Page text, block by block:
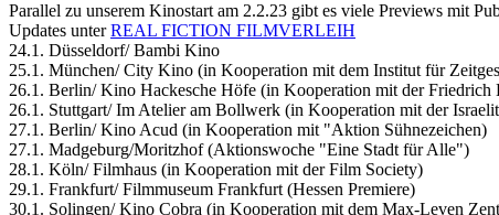
Parallel zu unserem Kinostart am 2.2.23 gibt es viele Previews mit
Updates unterREAL FICTION FILMVERLEIH
24.1. Düsseldorf/ Bambi Kino
25.1. München/ City Kino (in Kooperation mit dem Institut für
26.1. Berlin/ Kino Hackesche Höfe (in Kooperation mit der Friedrich
26.1. Stuttgart/ Im Atelier am Bollwerk (in Kooperation mit der
27.1. Berlin/ Kino Acud (in Kooperation mit "Aktion Sühnezeichen)
27.1. Madgeburg/Moritzhof (Aktionswoche "Eine Stadt für Alle")
28.1. Köln/ Filmhaus (in Kooperation mit der Film Society)
29.1. Frankfurt/ Filmmuseum Frankfurt (Hessen Premiere)
30.1. Solingen/ Kino Cobra (in Kooperation mit dem Max-Leven